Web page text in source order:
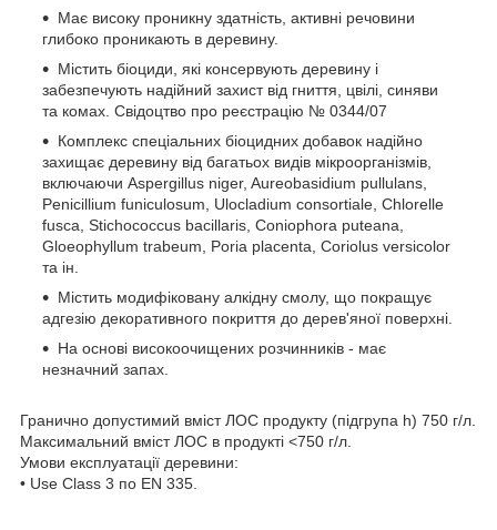
Має високу проникну здатність, активні речовини
глибоко проникають в деревину.
Містить біоциди, які консервують деревину і
забезпечують надійний захист від гниття, цвілі, синяви
та комах. Свідоцтво про реєстрацію № 0344/07
Комплекс спеціальних біоцидних добавок надійно
захищає деревину від багатьох видів мікроорганізмів,
включаючи Aspergillus niger, Aureobasidium pullulans,
Penicillium funiculosum, Ulocladium consortiale, Chlorelle
fusca, Stichococcus bacillaris, Coniophora puteana,
Gloeophyllum trabeum, Poria placenta, Coriolus versicolor
та ін.
Містить модифіковану алкідну смолу, що покращує
адгезію декоративного покриття до дерев'яної поверхні.
На основі високоочищених розчинників - має
незначний запах.
Гранично допустимий вміст ЛОС продукту (підгрупа h) 750 г/л.
Максимальний вміст ЛОС в продукті <750 г/л.
Умови експлуатації деревини:
• Use Class 3 по EN 335.